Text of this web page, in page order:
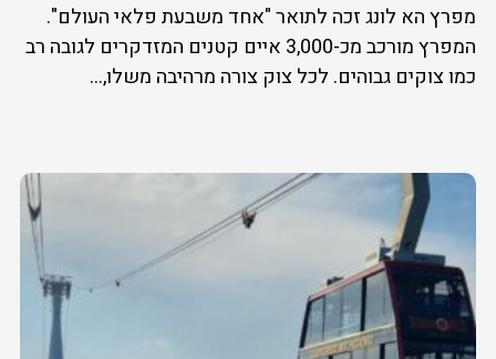
מפרץ הא לונג זכה לתואר "אחד משבעת פלאי העולם".
המפרץ מורכב מכ-3,000 איים קטנים המזדקרים לגובה רב
כמו צוקים גבוהים. לכל צוק צורה מרהיבה משלו,...